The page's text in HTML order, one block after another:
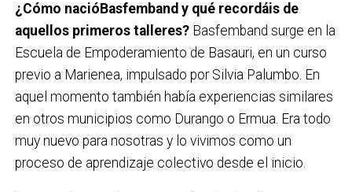
¿Cómo nacióBasfemband y qué recordáis de
aquellos primeros talleres?Basfemband surge en la
Escuela de Empoderamiento de Basauri, en un curso
previo a Marienea, impulsado por Silvia Palumbo. En
aquel momento también había experiencias similares
en otros municipios como Durango o Ermua. Era todo
muy nuevo para nosotras y lo vivimos como un
proceso de aprendizaje colectivo desde el inicio.